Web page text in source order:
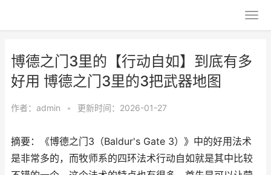
博德之门3里的【行动自如】到底有多
好用 博德之门3里的3把武器地图
作者： admin • 更新时间：2026-01-27
摘要：《博德之门3（Baldur's Gate 3）》中的好用法术
是非常多的，而牧师系的四环法术行动自如就是其中比较